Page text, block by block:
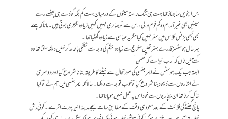
بس اینویں سا جہاز تھا بہت ہی تنگ راستہ سیٹوں کے درمیان بہت کم جگہ گوڈے ہی پھنسے رہے
سیٹیں بھی غیر آرام دہ کم فوم والی ، اس سے تو ہماری بسیں کہیں زیادہ لگژری ہوتی ہیں ۔ مانا کہ پہلے
بھی کبھی بزنس کلاس میں سفر نہیں کیا مگر یہ عباسی سے زیادہ گھٹیا تھا۔
بہرحال ہوسٹسز قدرے بہتر تھیں مگر حج سے زیادہ بیگم کی وجہ سے ٹکٹکی باندھ کر نہیں دیکھ سکتا تھا وہ
کہتے ہیں ناں کہ ‘رب نیڑے کہ گْھسن’
البتہ جب ایک ہوسٹس نے ایمرجنسی کی صورتحال سے نبٹنے کا طریقہ بتانا شروع کیا اور دوسری
نے اشاروں سے ڈیمو دینا شروع کیا تو خوب توجہ سے دیکھا۔ حالانکہ ایمرجنسی میں ہم نے تو کیا
خاک کرنا تھا ان بیچاریوں سے خود اس پہ عمل نہیں ہو پانا تھا۔
پانچ گھنٹے کی فلائٹ کے بعد سعودی وقت کے مطابق سات بجے مدینہ ائیرپورٹ اترے۔ کوئی رش